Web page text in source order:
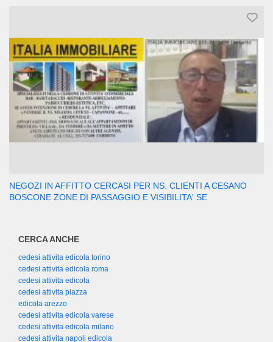
NEGOZI IN AFFITTO CERCASI PER NS. CLIENTI A CESANO
BOSCONE ZONE DI PASSAGGIO E VISIBILITA' SE
CERCA ANCHE
cedesi attivita edicola torino
cedesi attivita edicola roma
cedesi attivita edicola
cedesi attivita piazza
edicola arezzo
cedesi attivita edicola varese
cedesi attivita edicola milano
cedesi attivita napoli edicola